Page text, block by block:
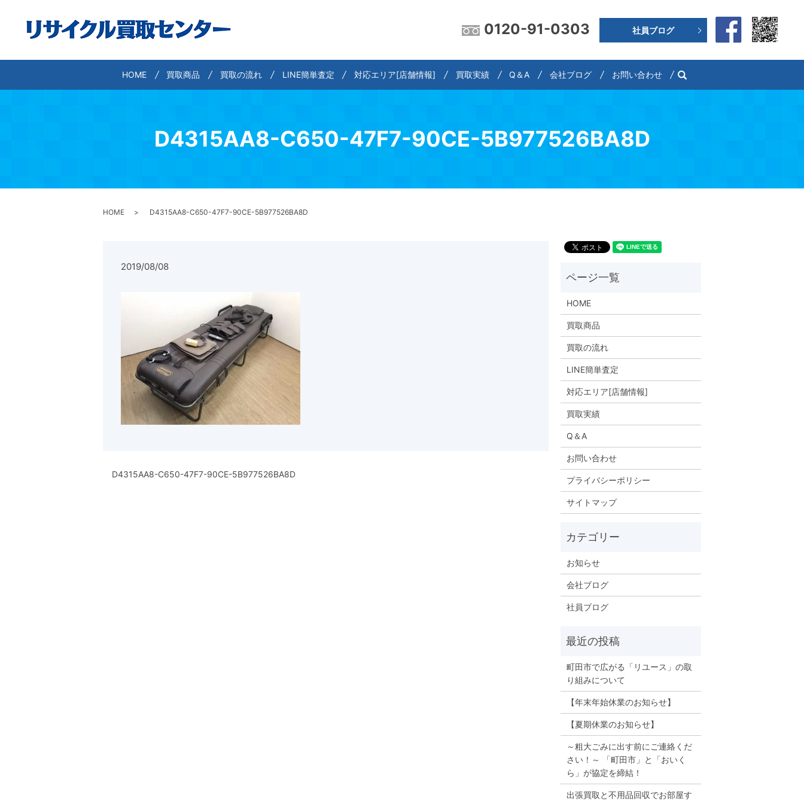
0120-91-0303
HOME 買取商品 買取の流れ LINE簡単査定 対応エリア[店舗情報] 買取実績 Q＆A 会社ブログ
社員ブログ
お問い合わせ search
D4315AA8-C650-47F7-90CE-5B977526BA8D
HOME D4315AA8-C650-47F7-90CE-5B977526BA8D
2019/08/08
D4315AA8-C650-47F7-90CE-5B977526BA8D
HOME
買取商品
買取の流れ
LINE簡単査定
対応エリア[店舗情報]
買取実績
Q＆A
お問い合わせ
プライバシーポリシー
サイトマップ
お知らせ
会社ブログ
社員ブログ
町田市で広がる「リユース」の取
り組みについて
【年末年始休業のお知らせ】
【夏期休業のお知らせ】
～粗大ごみに出す前にご連絡くだ
さい！～ 「町田市」と「おいく
ら」が協定を締結！
出張買取と不用品回収でお部屋す